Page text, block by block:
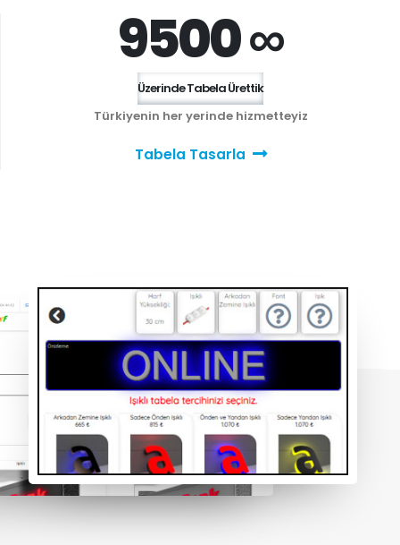
9500 ∞
Üzerinde Tabela Ürettik
Türkiyenin her yerinde hizmetteyiz
Tabela Tasarla